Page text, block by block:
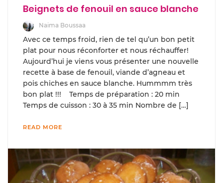
Beignets de fenouil en sauce blanche
Naima Boussaa
Avec ce temps froid, rien de tel qu’un bon petit
plat pour nous réconforter et nous réchauffer!
Aujourd’hui je viens vous présenter une nouvelle
recette à base de fenouil, viande d’agneau et
pois chiches en sauce blanche. Hummmm très
bon plat !!! Temps de préparation : 20 min
Temps de cuisson : 30 à 35 min Nombre de […]
READ MORE